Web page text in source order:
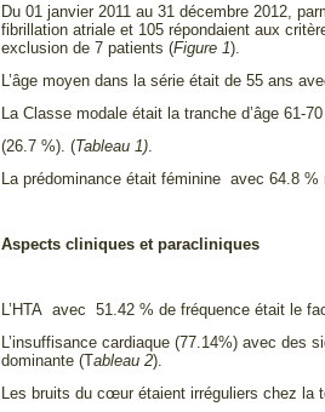
Du 01 janvier 2011 au 31 décembre 2012,
fibrillation atriale et 105 répondaient aux
exclusion de 7 patients (Figure 1).
L’âge moyen dans la série était de 55 ans
La Classe modale était la tranche d’âge
(26.7 %). (Tableau 1)
La prédominance était féminine avec 64.8
Aspects cliniques et paracliniques
L’HTA avec 51.42 % de fréquence était le
L’insuffisance cardiaque (77.14%) avec
dominante (Tableau 2).
Les bruits du cœur étaient irréguliers chez la